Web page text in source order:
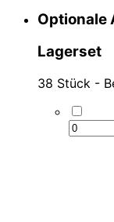
Optionale
Lagerset
38 Stück -